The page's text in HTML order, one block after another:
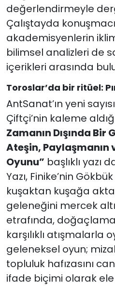
değerlendirmeyle
Çalıştayda
akademisyenlerin
bilimsel analizleri de
içerikleri arasında
Toroslar’da bir ritüel:
AntSanat’ın yeni
Çiftçi’nin kaleme
Zamanın Dışında Bir
Ateşin, Paylaşmanın
Oyunu” başlıklı yazı
Yazı, Finike’nin
kuşaktan kuşağa
geleneğini mercek
etrafında,
karşılıklı atışmalarla
geleneksel oyun;
topluluk hafızasını
ifade biçimi olarak ele